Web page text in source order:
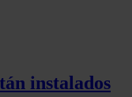
instalados